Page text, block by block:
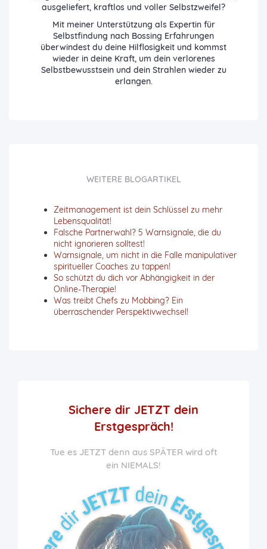
ausgeliefert, kraftlos und voller Selbstzweifel?
Mit meiner Unterstützung als Expertin für
Selbstfindung nach Bossing Erfahrungen
überwindest du deine Hilflosigkeit und kommst
wieder in deine Kraft, um dein verlorenes
Selbstbewusstsein und dein Strahlen wieder zu
erlangen.
WEITERE BLOGARTIKEL
Zeitmanagement ist dein Schlüssel zu mehr
Lebensqualität!
Falsche Partnerwahl? 5 Warnsignale, die du
nicht ignorieren solltest!
Warnsignale, um nicht in die Falle manipulativer
spiritueller Coaches zu tappen!
So schützt du dich vor Abhängigkeit in der
Online-Therapie!
Was treibt Chefs zu Mobbing? Ein
überraschender Perspektivwechsel!
Sichere dir JETZT dein
Erstgespräch!
Tue es JETZT denn aus SPÄTER wird oft
ein NIEMALS!